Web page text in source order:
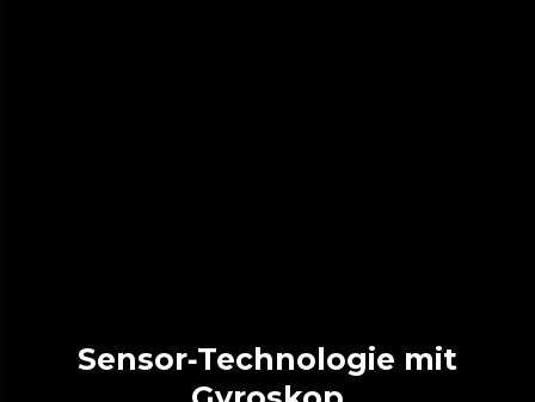
Sensor‑Technologie mit